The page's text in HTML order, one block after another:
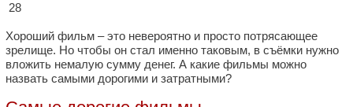
28
Хороший фильм – это невероятно и просто потрясающее
зрелище. Но чтобы он стал именно таковым, в съёмки нужно
вложить немалую сумму денег. А какие фильмы можно
назвать самыми дорогими и затратными?